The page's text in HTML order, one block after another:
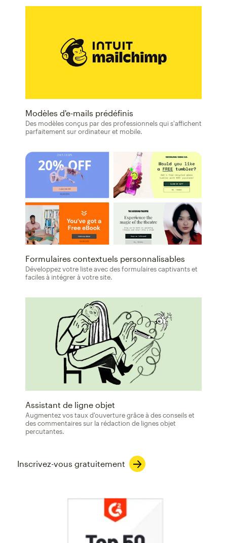
Modèles d'e-mails prédéfinis
Des modèles conçus par des professionnels qui s'affichent
parfaitement sur ordinateur et mobile.
Formulaires contextuels personnalisables
Développez votre liste avec des formulaires captivants et
faciles à intégrer à votre site.
Assistant de ligne objet
Augmentez vos taux d'ouverture grâce à des conseils et
des commentaires sur la rédaction de lignes objet
percutantes.
Inscrivez-vous gratuitement